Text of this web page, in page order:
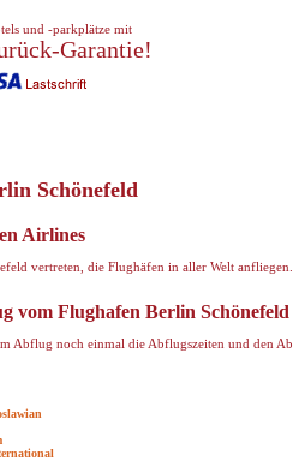
Schönefeld
Airlines
vertreten, die Flughäfen in aller Welt
vom Flughafen Berlin Schönefeld
Abflug noch einmal die Abflugszeiten und den
und -parkplätze mit
Garantie!